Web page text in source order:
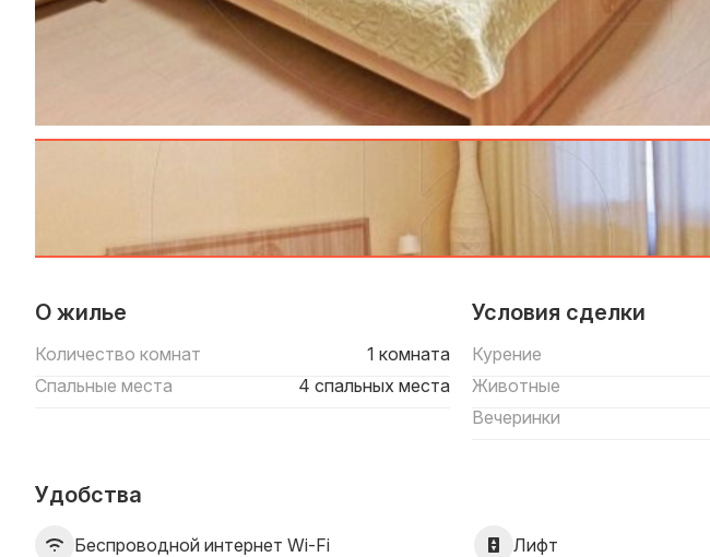
О жилье
Количество комнат
1 комната
Спальные места
4 спальных места
Условия сделки
Курение
Животные
Вечеринки
Удобства
Беспроводной интернет Wi-Fi Лифт